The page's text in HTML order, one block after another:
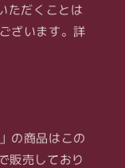
ただくことは
ざいます。詳
」の商品はこの
販売しており